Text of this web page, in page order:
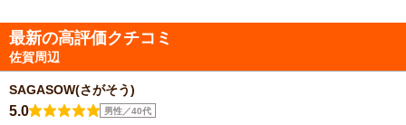
最新の高評価クチコミ
佐賀周辺
SAGASOW(さがそう)
5.0 男性／40代